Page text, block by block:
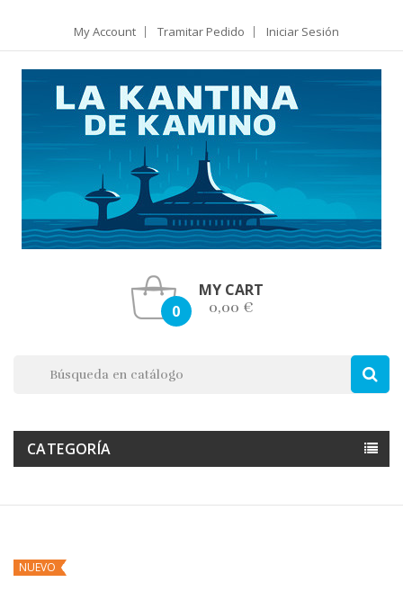
My Account Tramitar Pedido Iniciar Sesión
MY CART
0
0,00 €
CATEGORÍA
NUEVO